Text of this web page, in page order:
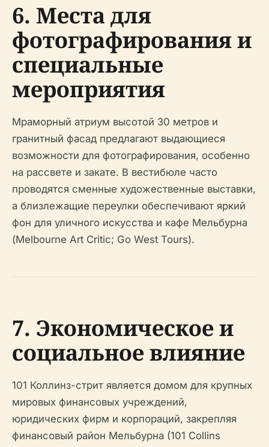
6. Места для
фотографирования и
специальные
мероприятия
Мраморный атриум высотой 30 метров и
гранитный фасад предлагают выдающиеся
возможности для фотографирования, особенно
на рассвете и закате. В вестибюле часто
проводятся сменные художественные выставки,
а близлежащие переулки обеспечивают яркий
фон для уличного искусства и кафе Мельбурна
(Melbourne Art Critic; Go West Tours).
7. Экономическое и
социальное влияние
101 Коллинз-стрит является домом для крупных
мировых финансовых учреждений,
юридических фирм и корпораций, закрепляя
финансовый район Мельбурна (101 Collins